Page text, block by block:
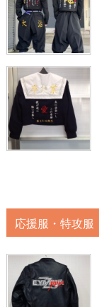
応援服・特攻服